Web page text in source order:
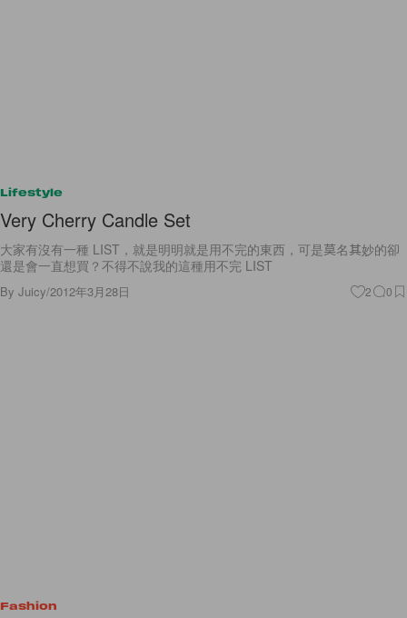
Lifestyle
Very Cherry Candle Set
大家有沒有一種 LIST，就是明明就是用不完的東西，可是莫名其妙的卻
還是會一直想買？不得不說我的這種用不完 LIST
By Juicy/2012年3月28日 2 0
Fashion